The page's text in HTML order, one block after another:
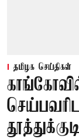
தமிழக செய்திகள்